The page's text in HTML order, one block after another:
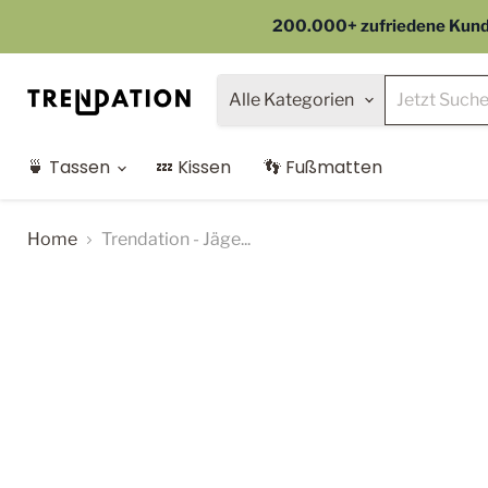
200.000+ zufriedene
Alle Kategorien
🍵 Tassen 💤 Kissen 👣 Fußmatten
Home Trendation - Jäge...